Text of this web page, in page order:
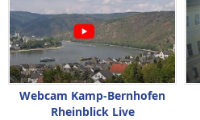
Webcam Kamp-Bernhofen
Rheinblick Live